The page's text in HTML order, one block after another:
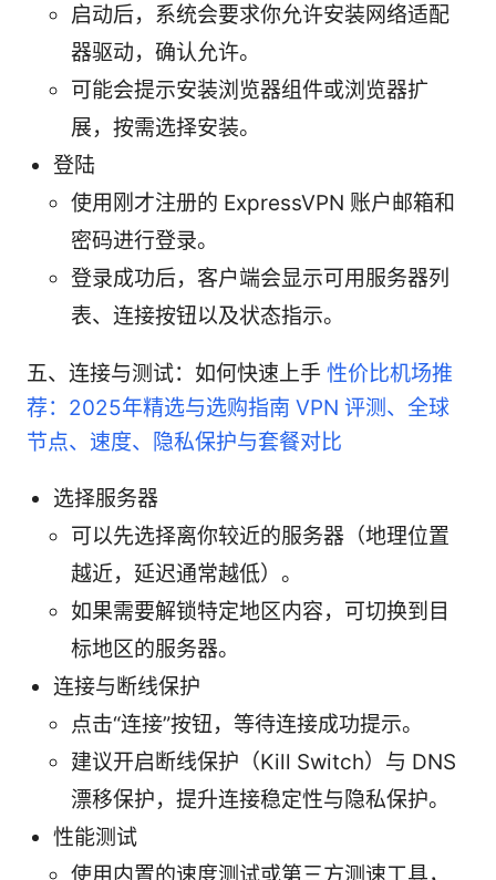
启动后，系统会要求你允许安装网络适配
器驱动，确认允许。
可能会提示安装浏览器组件或浏览器扩
展，按需选择安装。
登陆
使用刚才注册的 ExpressVPN 账户邮箱和
密码进行登录。
登录成功后，客户端会显示可用服务器列
表、连接按钮以及状态指示。
五、连接与测试：如何快速上手 性价比机场推
荐：2025年精选与选购指南 VPN 评测、全球
节点、速度、隐私保护与套餐对比
选择服务器
可以先选择离你较近的服务器（地理位置
越近，延迟通常越低）。
如果需要解锁特定地区内容，可切换到目
标地区的服务器。
连接与断线保护
点击“连接”按钮，等待连接成功提示。
建议开启断线保护（Kill Switch）与 DNS
漂移保护，提升连接稳定性与隐私保护。
性能测试
使用内置的速度测试或第三方测速工具，